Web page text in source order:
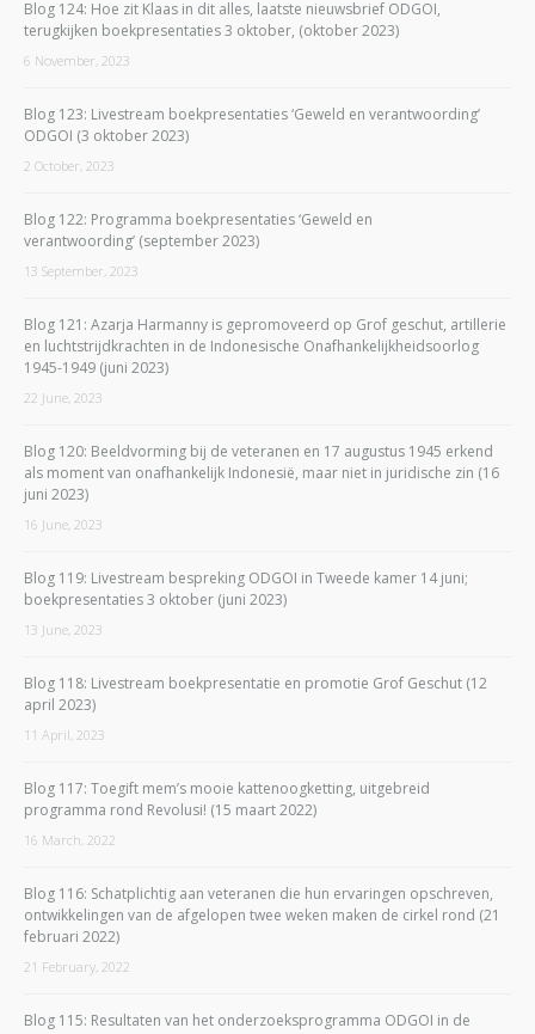
Blog 124: Hoe zit Klaas in dit alles, laatste nieuwsbrief ODGOI,
terugkijken boekpresentaties 3 oktober, (oktober 2023)
6 November, 2023
Blog 123: Livestream boekpresentaties ‘Geweld en verantwoording’
ODGOI (3 oktober 2023)
2 October, 2023
Blog 122: Programma boekpresentaties ‘Geweld en
verantwoording’ (september 2023)
13 September, 2023
Blog 121: Azarja Harmanny is gepromoveerd op Grof geschut, artillerie
en luchtstrijdkrachten in de Indonesische Onafhankelijkheidsoorlog
1945-1949 (juni 2023)
22 June, 2023
Blog 120: Beeldvorming bij de veteranen en 17 augustus 1945 erkend
als moment van onafhankelijk Indonesië, maar niet in juridische zin (16
juni 2023)
16 June, 2023
Blog 119: Livestream bespreking ODGOI in Tweede kamer 14 juni;
boekpresentaties 3 oktober (juni 2023)
13 June, 2023
Blog 118: Livestream boekpresentatie en promotie Grof Geschut (12
april 2023)
11 April, 2023
Blog 117: Toegift mem’s mooie kattenoogketting, uitgebreid
programma rond Revolusi! (15 maart 2022)
16 March, 2022
Blog 116: Schatplichtig aan veteranen die hun ervaringen opschreven,
ontwikkelingen van de afgelopen twee weken maken de cirkel rond (21
februari 2022)
21 February, 2022
Blog 115: Resultaten van het onderzoeksprogramma ODGOI in de